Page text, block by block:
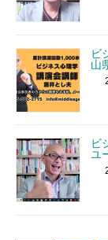
ビ
山
ビ
ユ